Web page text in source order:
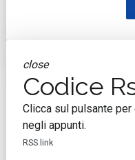
close
Codice
Clicca sul pulsante per
negli appunti.
RSS link